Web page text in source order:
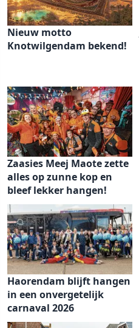
Nieuw motto
Knotwilgendam bekend!
Zaasies Meej Maote zette
alles op zunne kop en
bleef lekker hangen!
Haorendam blijft hangen
in een onvergetelijk
carnaval 2026